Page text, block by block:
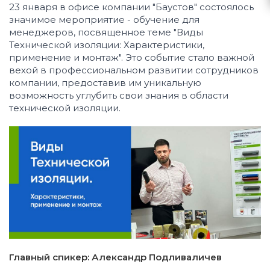
23 января в офисе компании "Баустов" состоялось
значимое мероприятие - обучение для
менеджеров, посвященное теме "Виды
Технической изоляции: Характеристики,
применение и монтаж". Это событие стало важной
вехой в профессиональном развитии сотрудников
компании, предоставив им уникальную
возможность углубить свои знания в области
технической изоляции.
Главный спикер: Александр Подливаличев